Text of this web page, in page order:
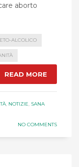
aborto
ALCOLICO
READ MORE
, NOTIZIE, SANA
NO COMMENTS